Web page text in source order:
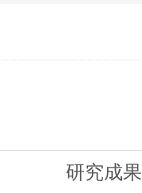
研究成果